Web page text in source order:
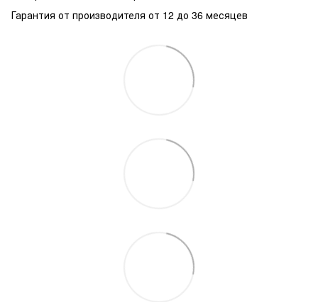
Гарантия от производителя от 12 до 36 месяцев